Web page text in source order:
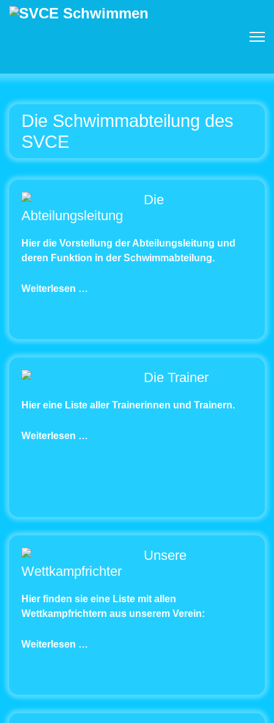
Die Schwimmabteilung des
SVCE
Die
Abteilungsleitung
Hier die Vorstellung der Abteilungsleitung und
deren Funktion in der Schwimmabteilung.
Weiterlesen …
Die Trainer
Hier eine Liste aller Trainerinnen und Trainern.
Weiterlesen …
Unsere
Wettkampfrichter
Hier finden sie eine Liste mit allen
Wettkampfrichtern aus unserem Verein:
Weiterlesen …